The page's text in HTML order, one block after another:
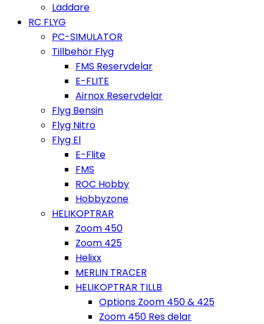
Laddare
RC FLYG
PC-SIMULATOR
Tillbehör Flyg
FMS Reservdelar
E-FLITE
Airnox Reservdelar
Flyg Bensin
Flyg Nitro
Flyg El
E-Flite
FMS
ROC Hobby
Hobbyzone
HELIKOPTRAR
Zoom 450
Zoom 425
Helixx
MERLIN TRACER
HELIKOPTRAR TILLB
Options Zoom 450 & 425
Zoom 450 Res delar